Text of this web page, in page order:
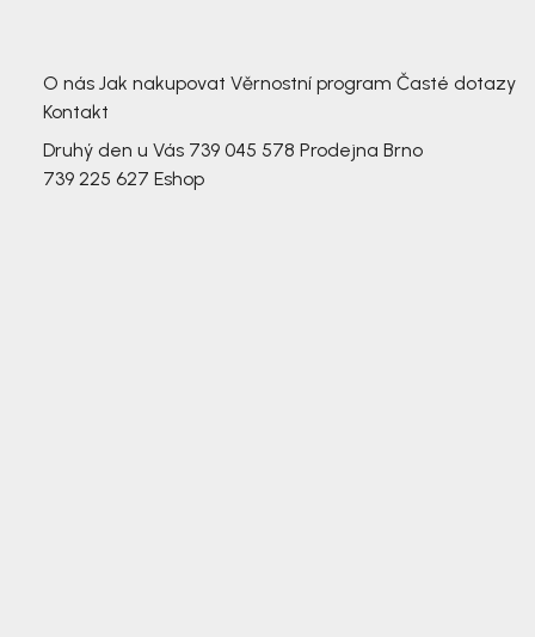
O nás Jak nakupovat Věrnostní program Časté dotazy
Kontakt
Druhý den u Vás 739 045 578 Prodejna Brno
739 225 627 Eshop